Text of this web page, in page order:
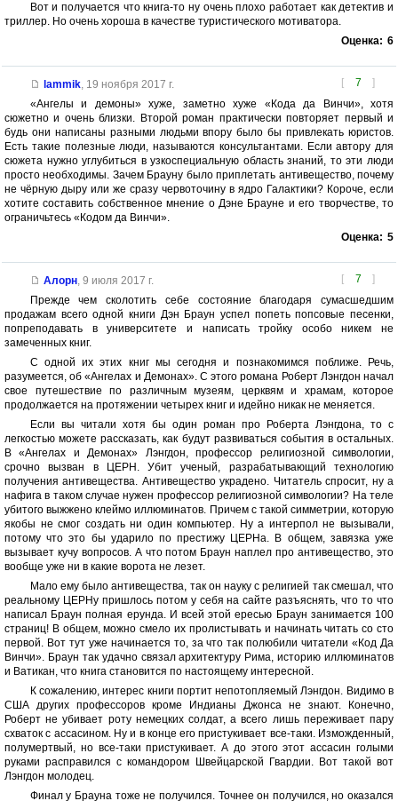
Вот и получается что книга-то ну очень плохо работает как детектив и
триллер. Но очень хороша в качестве туристического мотиватора.
Оценка: 6
[ 7 ]
lammik, 19 ноября 2017 г.
«Ангелы и демоны» хуже, заметно хуже «Кода да Винчи», хотя
сюжетно и очень близки. Второй роман практически повторяет первый и
будь они написаны разными людьми впору было бы привлекать юристов.
Есть такие полезные люди, называются консультантами. Если автору для
сюжета нужно углубиться в узкоспециальную область знаний, то эти люди
просто необходимы. Зачем Брауну было приплетать антивещество, почему
не чёрную дыру или же сразу червоточину в ядро Галактики? Короче, если
хотите составить собственное мнение о Дэне Брауне и его творчестве, то
ограничьтесь «Кодом да Винчи».
Оценка: 5
[ 7 ]
Алорн, 9 июля 2017 г.
Прежде чем сколотить себе состояние благодаря сумасшедшим
продажам всего одной книги Дэн Браун успел попеть попсовые песенки,
попреподавать в университете и написать тройку особо никем не
замеченных книг.
С одной их этих книг мы сегодня и познакомимся поближе. Речь,
разумеется, об «Ангелах и Демонах». С этого романа Роберт Лэнгдон начал
свое путешествие по различным музеям, церквям и храмам, которое
продолжается на протяжении четырех книг и идейно никак не меняется.
Если вы читали хотя бы один роман про Роберта Лэнгдона, то с
легкостью можете рассказать, как будут развиваться события в остальных.
В «Ангелах и Демонах» Лэнгдон, профессор религиозной символогии,
срочно вызван в ЦЕРН. Убит ученый, разрабатывающий технологию
получения антивещества. Антивещество украдено. Читатель спросит, ну а
нафига в таком случае нужен профессор религиозной символогии? На теле
убитого выжжено клеймо иллюминатов. Причем с такой симметрии, которую
якобы не смог создать ни один компьютер. Ну а интерпол не вызывали,
потому что это бы ударило по престижу ЦЕРНа. В общем, завязка уже
вызывает кучу вопросов. А что потом Браун наплел про антивещество, это
вообще уже ни в какие ворота не лезет.
Мало ему было антивещества, так он науку с религией так смешал, что
реальному ЦЕРНу пришлось потом у себя на сайте разъяснять, что то что
написал Браун полная ерунда. И всей этой ересью Браун занимается 100
страниц! В общем, можно смело их пролистывать и начинать читать со сто
первой. Вот тут уже начинается то, за что так полюбили читатели «Код Да
Винчи». Браун так удачно связал архитектуру Рима, историю иллюминатов
и Ватикан, что книга становится по настоящему интересной.
К сожалению, интерес книги портит непотопляемый Лэнгдон. Видимо в
США других профессоров кроме Индианы Джонса не знают. Конечно,
Роберт не убивает роту немецких солдат, а всего лишь переживает пару
схваток с ассасином. Ну и в конце его пристукивает все-таки. Изможденный,
полумертвый, но все-таки пристукивает. А до этого этот ассасин голыми
руками расправился с командором Швейцарской Гвардии. Вот такой вот
Лэнгдон молодец.
Финал у Брауна тоже не получился. Точнее он получился, но оказался